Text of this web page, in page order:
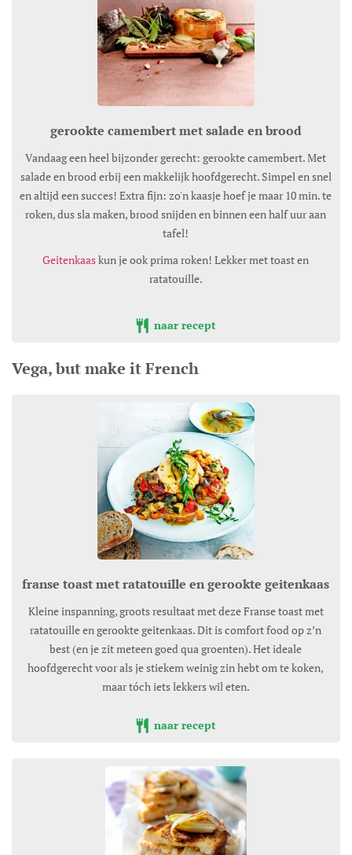
gerookte camembert met salade en brood
Vandaag een heel bijzonder gerecht: gerookte camembert. Met
salade en brood erbij een makkelijk hoofdgerecht. Simpel en snel
en altijd een succes! Extra fijn: zo'n kaasje hoef je maar 10 min. te
roken, dus sla maken, brood snijden en binnen een half uur aan
tafel!
Geitenkaaskun je ook prima roken! Lekker met toast en
ratatouille.
naar recept
Vega, but make it French
franse toast met ratatouille en gerookte geitenkaas
Kleine inspanning, groots resultaat met deze Franse toast met
ratatouille en gerookte geitenkaas. Dit is comfort food op z’n
best (en je zit meteen goed qua groenten). Het ideale
hoofdgerecht voor als je stiekem weinig zin hebt om te koken,
maar tóch iets lekkers wil eten.
naar recept